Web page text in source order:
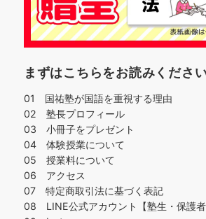
まずはこちらをお読みくださ
01 国祐塾が国語を重視する理由
02 塾長プロフィール
03 小冊子をプレゼント
04 体験授業について
05 授業料について
06 アクセス
07 特定商取引法に基づく表記
08 LINE公式アカウント【塾生・保護者